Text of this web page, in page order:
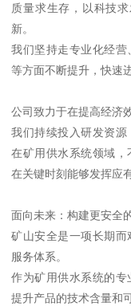
质量求生存，以科技
新。
我们坚持走专业化经
等方面不断提升，快速
公司致力于在提高经济
我们持续投入研发资
在矿用供水系统领域
在关键时刻能够发挥应
面向未来：构建更安全
矿山安全是一项长期
服务体系。
作为矿用供水系统的
提升产品的技术含量和